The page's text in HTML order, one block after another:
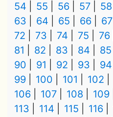
54
55 56 57 58
63
64 65 66 67
72
73 74 75 76
81
82 83 84 85
90
91 92 93 94
99
100 101 102
106
107 108 109
113
114 115 116